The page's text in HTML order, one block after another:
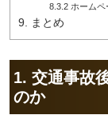
8.3.2 ホームペ
9. まとめ
1. 交通事故
のか